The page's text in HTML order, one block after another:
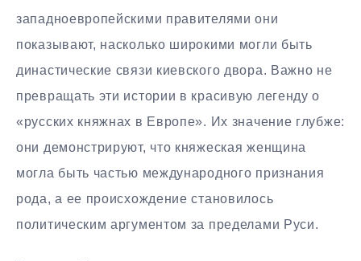
западноевропейскими правителями они
показывают, насколько широкими могли быть
династические связи киевского двора. Важно не
превращать эти истории в красивую легенду о
«русских княжнах в Европе». Их значение глубже:
они демонстрируют, что княжеская женщина
могла быть частью международного признания
рода, а ее происхождение становилось
политическим аргументом за пределами Руси.